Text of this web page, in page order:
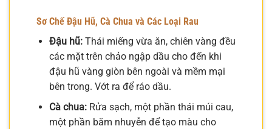
Sơ Chế Đậu Hũ, Cà Chua và Các Loại Rau
Đậu hũ:Thái miếng vừa ăn, chiên vàng đều
các mặt trên chảo ngập dầu cho đến khi
đậu hũ vàng giòn bên ngoài và mềm mại
bên trong. Vớt ra để ráo dầu.
Cà chua:Rửa sạch, một phần thái múi cau,
một phần băm nhuyễn để tạo màu cho